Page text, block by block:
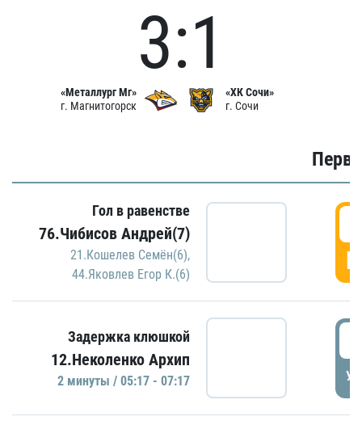
«Металлург Мг»
г. Магнитогорск
3:1
«ХК Сочи»
г. Сочи
Гол в равенстве
76.Чибисов Андрей(7)
21.Кошелев Семён(6),
44.Яковлев Егор К.(6)
Задержка клюшкой
12.Неколенко Архип
2 минуты / 05:17 - 07:17